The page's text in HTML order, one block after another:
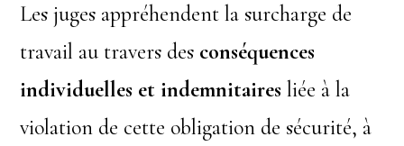
Les juges appréhendent la surcharge de
travail au travers des conséquences
individuelles et indemnitaires liée à la
violation de cette obligation de sécurité, à